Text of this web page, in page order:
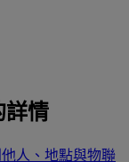
詳情
人、地點與物聯